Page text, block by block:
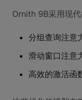
Ornith 9B采用现
分组查询注意
滑动窗口注意
高效的激活函